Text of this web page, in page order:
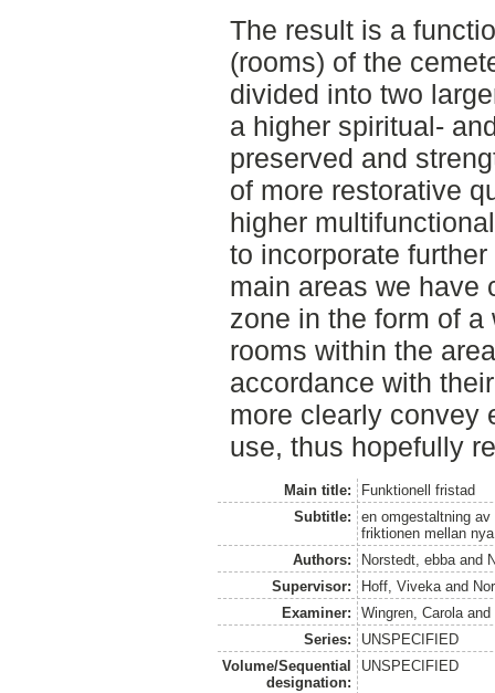
The result is a
(rooms) of the
divided into two
a higher spiritual-
preserved and
of more restorative
higher
to incorporate
main areas we have
zone in the form of
rooms within the
accordance with
more clearly convey
use, thus hopefully
Main title:
Funktionell fristad
Subtitle:
en omgestaltning
friktionen mellan
Authors:
Norstedt, ebbaand
Supervisor:
Hoff, Vivekaand
Examiner:
Wingren, Carolaand
Series:
UNSPECIFIED
Volume/Sequential
designation:
UNSPECIFIED